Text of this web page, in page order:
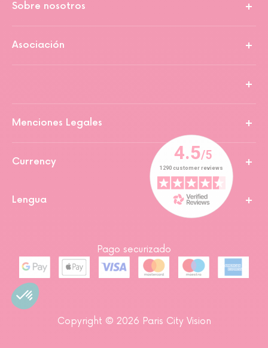
Sobre nosotros
Asociación
Menciones Legales
Currency
Lengua
Pago securizado
Copyright © 2026 Paris City Vision